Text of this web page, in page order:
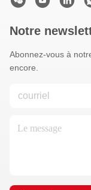
Notre
Abonnez-vous à
encore.